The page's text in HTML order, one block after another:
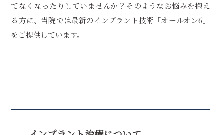
てなくなったりしていませんか？そのようなお悩みを抱え
る方に、当院では最新のインプラント技術「オールオン6」
をご提供しています。